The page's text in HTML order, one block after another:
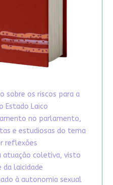
sobre os riscos para a
Estado Laico
no parlamento,
e estudiosas do tema
reflexões
atuação coletiva, visto
da laicidade
à autonomia sexual